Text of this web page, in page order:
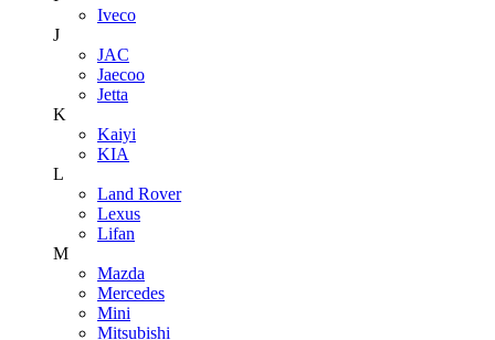
Iveco
J
JAC
Jaecoo
Jetta
K
Kaiyi
KIA
L
Land Rover
Lexus
Lifan
M
Mazda
Mercedes
Mini
Mitsubishi